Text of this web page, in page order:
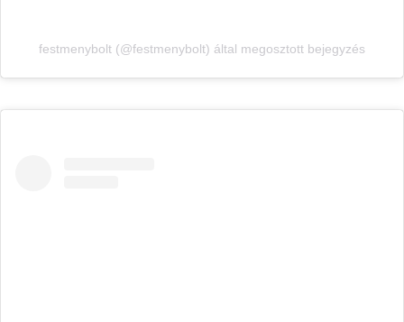
festmenybolt (@festmenybolt) által megosztott bejegyzés